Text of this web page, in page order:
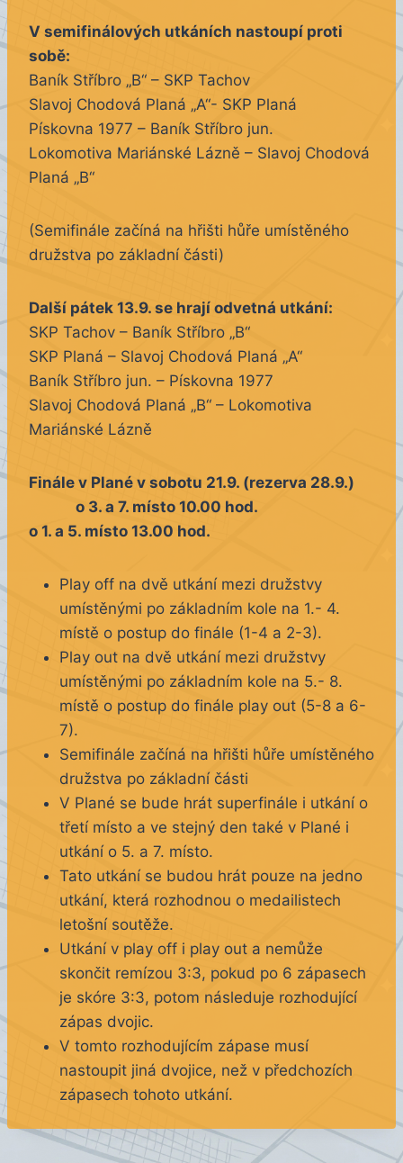
V semifinálových utkáních nastoupí proti
sobě:
Baník Stříbro „B“ – SKP Tachov
Slavoj Chodová Planá „A“- SKP Planá
Pískovna 1977 – Baník Stříbro jun.
Lokomotiva Mariánské Lázně – Slavoj Chodová
Planá „B“
(Semifinále začíná na hřišti hůře umístěného
družstva po základní části)
Další pátek 13.9. se hrají odvetná utkání:
SKP Tachov – Baník Stříbro „B“
SKP Planá – Slavoj Chodová Planá „A“
Baník Stříbro jun. – Pískovna 1977
Slavoj Chodová Planá „B“ – Lokomotiva
Mariánské Lázně
Finále v Plané v sobotu 21.9. (rezerva 28.9.)
o 3. a 7. místo 10.00 hod.
o 1. a 5. místo 13.00 hod.
Play off na dvě utkání mezi družstvy
umístěnými po základním kole na 1.- 4.
místě o postup do finále (1-4 a 2-3).
Play out na dvě utkání mezi družstvy
umístěnými po základním kole na 5.- 8.
místě o postup do finále play out (5-8 a 6-
7).
Semifinále začíná na hřišti hůře umístěného
družstva po základní části
V Plané se bude hrát superfinále i utkání o
třetí místo a ve stejný den také v Plané i
utkání o 5. a 7. místo.
Tato utkání se budou hrát pouze na jedno
utkání, která rozhodnou o medailistech
letošní soutěže.
Utkání v play off i play out a nemůže
skončit remízou 3:3, pokud po 6 zápasech
je skóre 3:3, potom následuje rozhodující
zápas dvojic.
V tomto rozhodujícím zápase musí
nastoupit jiná dvojice, než v předchozích
zápasech tohoto utkání.